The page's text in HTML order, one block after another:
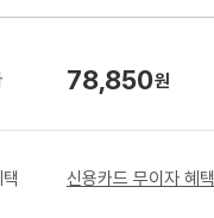
78,850원
신용카드 무이자 혜택